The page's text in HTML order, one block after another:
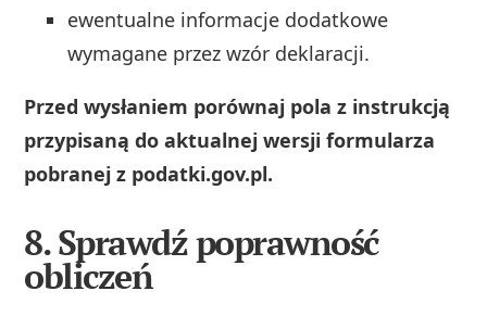
ewentualne informacje dodatkowe
wymagane przez wzór deklaracji.
Przed wysłaniem porównaj pola z instrukcją
przypisaną do aktualnej wersji formularza
pobranej z podatki.gov.pl.
8. Sprawdź poprawność
obliczeń